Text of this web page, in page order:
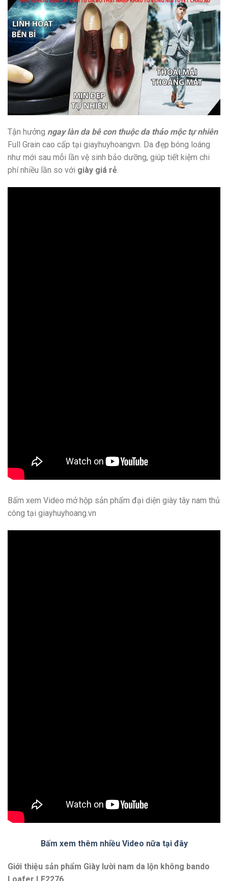
Tận hưởng ngay làn da bê con thuộc da thảo mộc tự nhiên
Full Grain cao cấp tại giayhuyhoangvn. Da đẹp bóng loáng
như mới sau mỗi lần vệ sinh bảo dưỡng, giúp tiết kiệm chi
phí nhiều lần so với giày giá rẻ.
Bấm xem Video mở hộp sản phẩm đại diện giày tây nam thủ
công tại giayhuyhoang.vn
Bấm xem thêm nhiều Video nữa tại đây
Giới thiệu sản phẩm Giày lười nam da lộn không bando